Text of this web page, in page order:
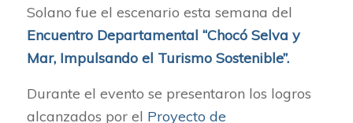
Solano fue el escenario esta semana del
Encuentro Departamental “Chocó Selva y
Mar, Impulsando el Turismo Sostenible”.
Durante el evento se presentaron los logros
alcanzados por el Proyecto de